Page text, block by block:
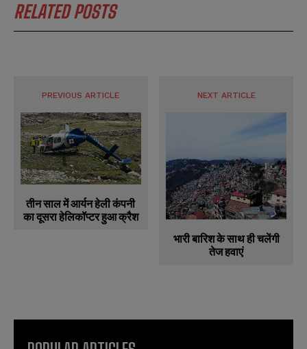
RELATED POSTS
PREVIOUS ARTICLE
तीन साल में आर्यन हेली कंपनी
का दूसरा हेलिकॉप्टर हुआ क्रैश
NEXT ARTICLE
भारी बारिश के साथ ही चलेंगी
तेज हवाएं